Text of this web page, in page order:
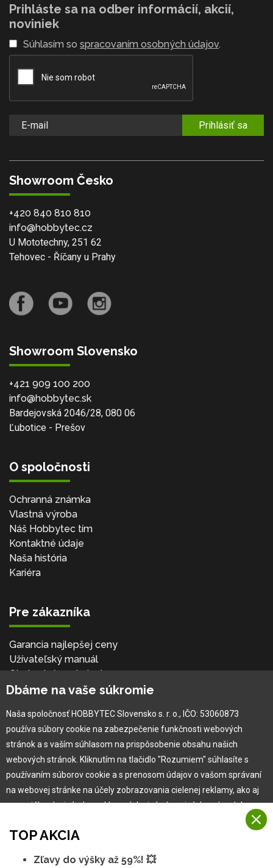
Prihláste sa na odber informácií, akcií,
noviniek
Súhlasím so spracovaním osobných údajov.
Prihlásiť sa
Showroom Česko
+420 840 810 810
info@hobbytec.cz
U Mototechny, 251 62
Tehovec - Říčany u Prahy
Showroom Slovensko
+421 909 100 200
info@hobbytec.sk
Bardejovská 2046/28, 080 06
Ľubotice - Prešov
O spoločnosti
Ochranná známka
Vlastná výroba
Náš Hobbytec tím
Kontaktné údaje
Naša história
Kariéra
Pre zákazníka
Garancia najlepšej ceny
Užívateľský manuál
Obchodné podmienky
Zákazník & partner
Novinky
Copyright © 2010 -2026 HOBBYTEC
TOP AKCIA
Zľavy do výšky až 59%! 💥
Dbáme na vaše súkromie
Naša spoločnosť HOBBYTEC Slovensko s. r. o., IČO: 53060873
používa súbory cookie na zabezpečenie funkčnosti webových
stránok a s vaším súhlasom na prispôsobenie obsahu našich
webových stránok. Kliknutím na tlačidlo "Rozumiem" súhlasíte s
používaním súborov cookie a s prenosom údajov o vašom správaní
na webovej stránke na účely zobrazovania cielenej reklamy, ako aj
na sociálnych sieťach a reklamných sieťach na iných webových
Viac informácií